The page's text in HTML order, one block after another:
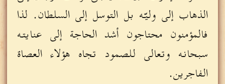
الذهاب إلى وليّه بل التوسل إلى السلطان. لذا
فالمؤمنون محتاجون أشد الحاجة إلى عنايته
سبحانه وتعالى للصمود تجاه هؤلاء العصاة
الفاجرين.